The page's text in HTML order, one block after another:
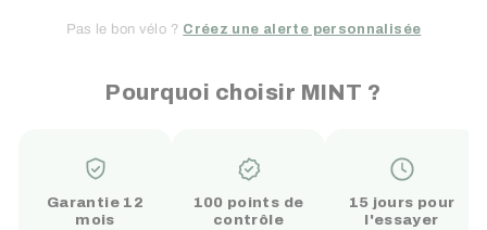
Pas le bon vélo ? Créez une alerte personnalisée
Pourquoi choisir MINT ?
Garantie 12
mois
100 points de
contrôle
15 jours pour
l'essayer